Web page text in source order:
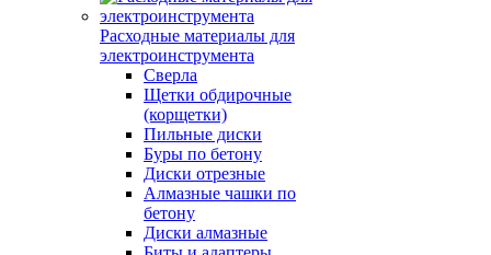
Расходные материалы для
электроинструмента
Сверла
Щетки обдирочные
(корщетки)
Пильные диски
Буры по бетону
Диски отрезные
Алмазные чашки по
бетону
Диски алмазные